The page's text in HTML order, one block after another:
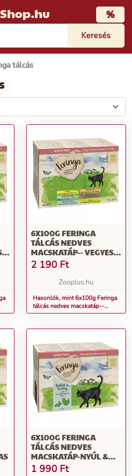
%
tálcás
6X100G FERINGA
TÁLCÁS NEDVES
MACSKATÁP-- VEGYES
CSOMAG I. (6 FAJTÁVAL)
2 190 Ft
Zooplus.hu
Hasonlók, mint 6x100g Feringa
tálcás nedves macskatáp--
Vegyes csomag I. (6 fajtával)
6X100G FERINGA
TÁLCÁS NEDVES
MACSKATÁP-NYÚL &
PULYKA
1 990 Ft